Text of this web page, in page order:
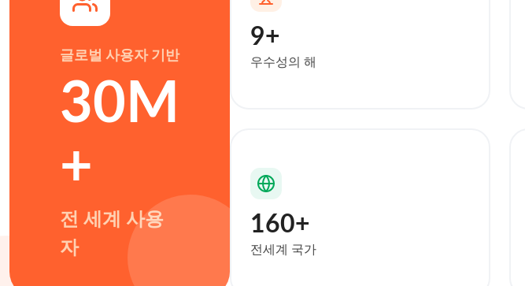
글로벌 사용자 기반
30M
+
전 세계 사용
자
9+
우수성의 해
160+
전세계 국가